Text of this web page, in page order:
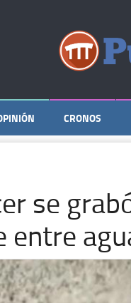
CRONOS
se